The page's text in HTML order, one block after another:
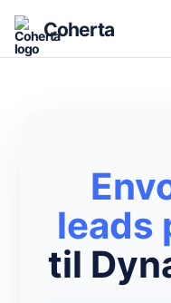
Coherta
leads
til